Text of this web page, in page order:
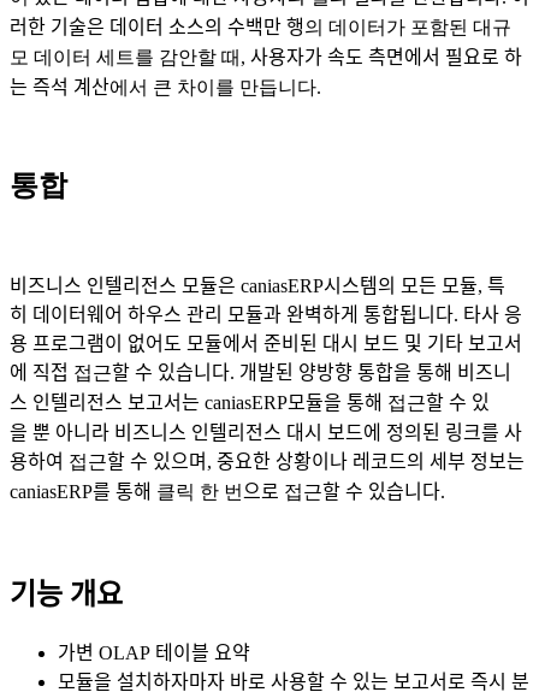
러한 기술은 데이터 소스의 수백만 행의 데이터가 포함된 대규
모 데이터 세트를 감안할 때 , 사용자가 속도 측면에서 필요로 하
는 즉석 계산에서 큰 차이를 만듭니다.
통합
비즈니스 인텔리전스 모듈은 caniasERP시스템의 모든 모듈, 특
히 데이터웨어 하우스 관리 모듈과 완벽하게 통합됩니다. 타사 응
용 프로그램이 없어도 모듈에서 준비된 대시 보드 및 기타 보고서
에
직접 접근할 수 있습니다. 개발된 양방향 통합을 통해 비즈니
스 인텔리전스 보고서는 caniasERP모듈을 통해 접근할 수 있
을 뿐 아니라 비즈니스 인텔리전스 대시 보드에 정의된 링크를 사
용하여 접근할 수 있으며 , 중요한 상황이나 레코드의 세부 정보는
caniasERP를 통해 클릭 한 번 으로 접근할 수 있습니다.
기능 개요
가변 OLAP 테이블 요약
모듈을 설치하자마자 바로 사용할 수 있는 보고서로 즉시 분